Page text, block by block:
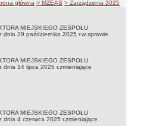
nawigacji
główna > MZEAS > Zarządzenia 2025
MIEJSKIEGO ZESPOŁU
dnia 29 października 2025 r.w sprawie
MIEJSKIEGO ZESPOŁU
dnia 14 lipca 2025 r.zmieniające
MIEJSKIEGO ZESPOŁU
dnia 4 czerwca 2025 r.zmieniające